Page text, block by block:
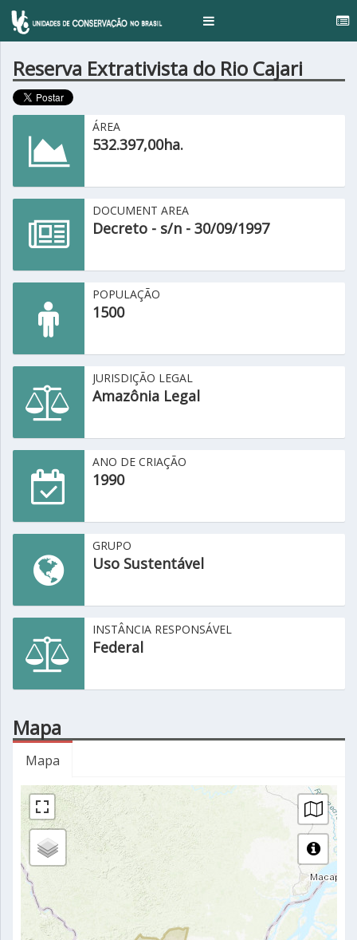
Toggle
Reserva Extrativista do Rio Cajari
ÁREA
532.397,00ha.
DOCUMENT AREA
Decreto - s/n - 30/09/1997
POPULAÇÃO
1500
JURISDIÇÃO LEGAL
Amazônia Legal
ANO DE CRIAÇÃO
1990
GRUPO
Uso Sustentável
INSTÂNCIA RESPONSÁVEL
Federal
Mapa
Mapa